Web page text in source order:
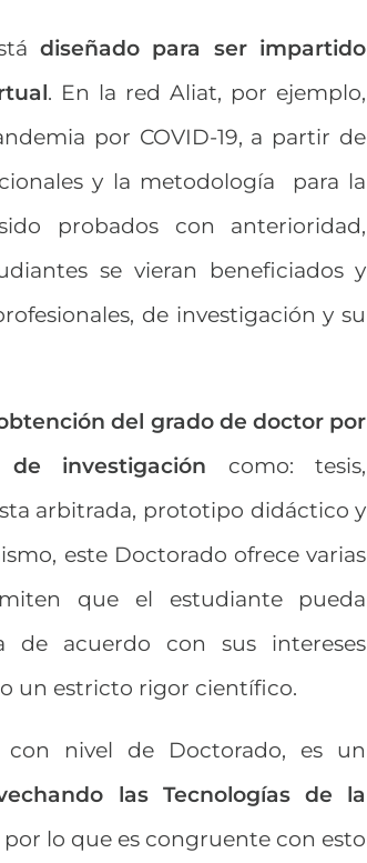
diseñado para ser impartido
. En la red Aliat, por ejemplo,
por COVID-19, a partir de
y la metodología para la
probados con anterioridad,
se vieran beneficiados y
de investigación y su
del grado de doctor por
investigación como: tesis,
arbitrada, prototipo didáctico y
este Doctorado ofrece varias
que el estudiante pueda
acuerdo con sus intereses
un estricto rigor científico.
con nivel de Doctorado, es un
las Tecnologías de la
por lo que es congruente con esto